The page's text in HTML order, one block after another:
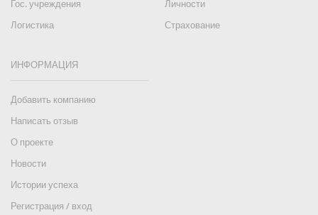
Гос. учреждения
Личности
Логистика
Страхование
ИНФОРМАЦИЯ
Добавить компанию
Написать отзыв
О проекте
Новости
Истории успеха
Регистрация / вход